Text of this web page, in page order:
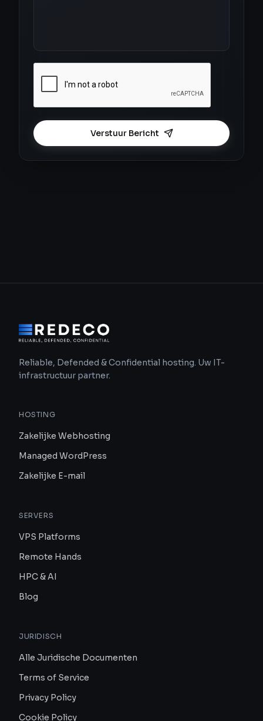
Verstuur Bericht
Reliable, Defended & Confidential hosting. Uw IT-
infrastructuur partner.
HOSTING
Zakelijke Webhosting
Managed WordPress
Zakelijke E-mail
SERVERS
VPS Platforms
Remote Hands
HPC & AI
Blog
JURIDISCH
Alle Juridische Documenten
Terms of Service
Privacy Policy
Cookie Policy